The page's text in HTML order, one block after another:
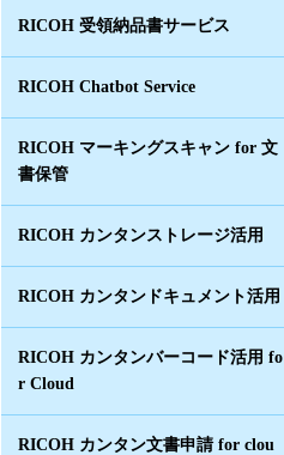
RICOH 受領納品書サービス
RICOH Chatbot Service
RICOH マーキングスキャン for 文
書保管
RICOH カンタンストレージ活用
RICOH カンタンドキュメント活用
RICOH カンタンバーコード活用 fo
r Cloud
RICOH カンタン文書申請 for clou